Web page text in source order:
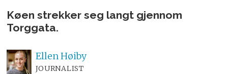
Køen strekker seg langt gjennom
Torggata.
EllenHøiby
JOURNALIST